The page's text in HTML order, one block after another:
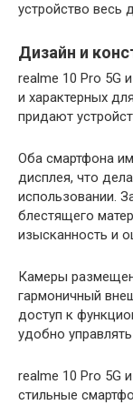
устройство весь
Дизайн и
realme 10 Pro 5G
и характерных
придают
Оба смартфона
дисплея, что
использовании.
блестящего
изысканность и
Камеры
гармоничный
доступ к
удобно
realme 10 Pro 5G
стильные